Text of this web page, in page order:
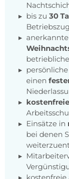
bis zu 30
persönliche
einen
Einsätze in
bei denen